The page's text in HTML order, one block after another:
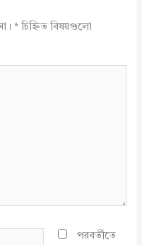
*চিহ্নিত বিষয়গুলো
পরবর্তীতে